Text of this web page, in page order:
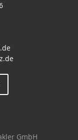
GmbH